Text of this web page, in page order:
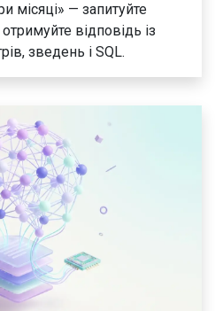
місяці» — запитуйте
відповідь із
зведень і SQL.